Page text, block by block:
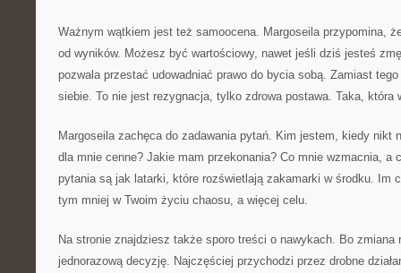
Ważnym wątkiem jest też samoocena. Margoseila przypomina,
od wyników. Możesz być wartościowy, nawet jeśli dziś jesteś
pozwala przestać udowadniać prawo do bycia sobą. Zamiast
siebie. To nie jest rezygnacja, tylko zdrowa postawa. Taka, która
Margoseila zachęca do zadawania pytań. Kim jestem, kiedy nikt
dla mnie cenne? Jakie mam przekonania? Co mnie wzmacnia, a
pytania są jak latarki, które rozświetlają zakamarki w środku. Im
tym mniej w Twoim życiu chaosu, a więcej celu.
Na stronie znajdziesz także sporo treści o nawykach. Bo zmiana
jednorazową decyzję. Najczęściej przychodzi przez drobne